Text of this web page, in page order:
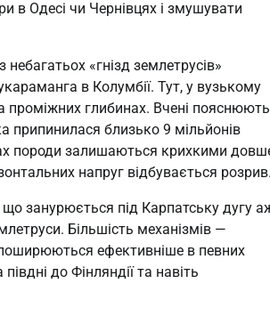
в Одесі чи Чернівцях і змушувати
«гнізд землетрусів»
в Колумбії. Тут, у вузькому
проміжних глибинах. Вчені пояснюють
припинилася близько 9 мільйонів
породи залишаються крихкими
напруг відбувається розрив.
занурюється під Карпатську дугу
Більшість механізмів —
ефективніше в певних
до Фінляндії та навіть